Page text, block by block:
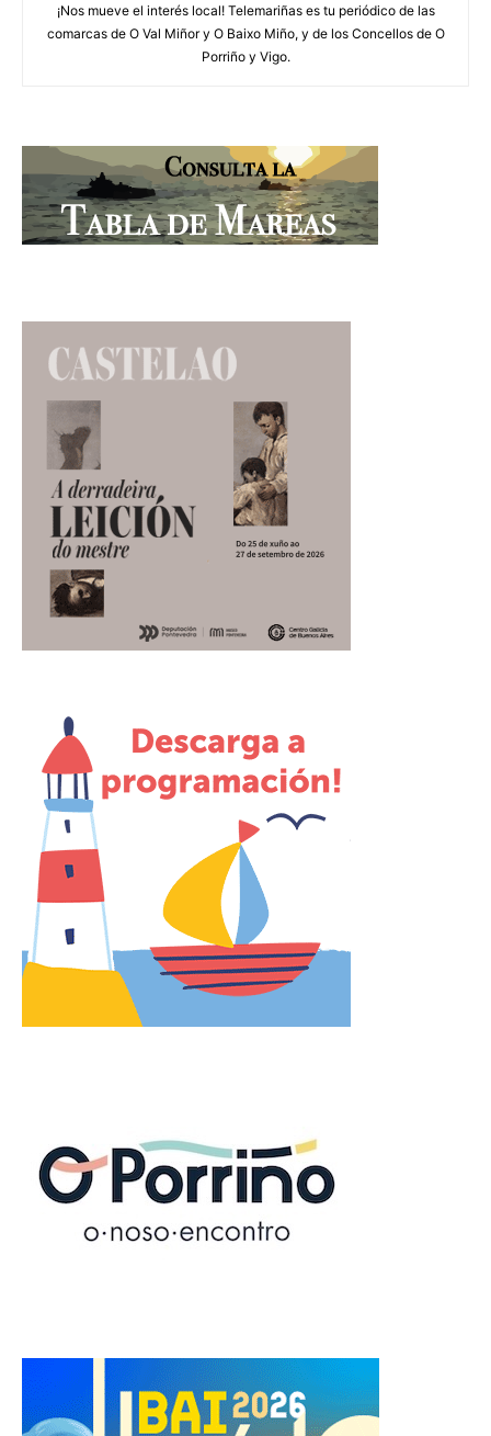
¡Nos mueve el interés local! Telemariñas es tu periódico de las
comarcas de O Val Miñor y O Baixo Miño, y de los Concellos de O
Porriño y Vigo.